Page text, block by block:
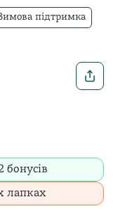
підтримка
бонусів
лапках